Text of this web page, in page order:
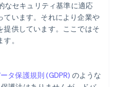
なセキュリティ基準に適応
ています。それにより企業や
提供しています。ここではそ
。
タ保護規則 (GDPR) のような